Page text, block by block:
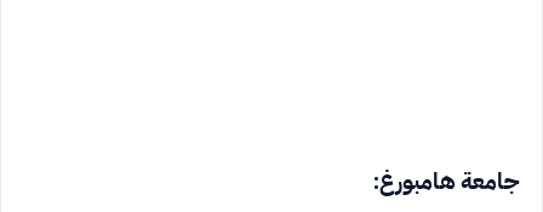
جامعة هامبورغ: